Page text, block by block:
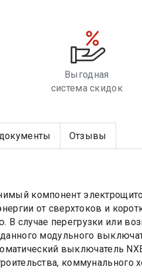
Выгодная
система скидок
Отзывы
компонент
от сверхтоков и
случае перегрузки или
модульного
выключатель
коммунального